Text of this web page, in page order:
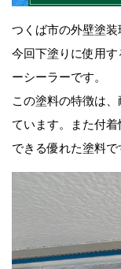
つくば市の外壁塗装
今回下塗りに使用
ーシーラーです。
この塗料の特徴は
ています。また付
できる優れた塗料で